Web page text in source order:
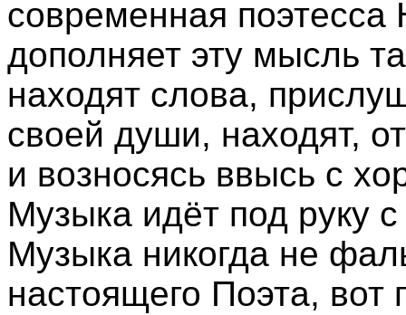
современная
дополняет эту мысль
находят слова,
своей души, находят,
и возносясь ввысь с
Музыка идёт под руку
Музыка никогда не
настоящего Поэта,